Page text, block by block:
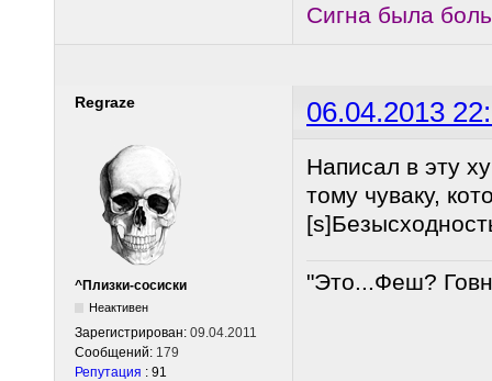
Сигна была
Regraze 06.04.2013
^Плизки-сосиски
Неактивен
Зарегистрирован: 09.04.2011
Сообщений: 179
Репутация : 91
Написал в эту
тому чуваку,
"Это...Феш?